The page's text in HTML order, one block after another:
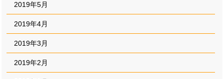
2019年5月
2019年4月
2019年3月
2019年2月